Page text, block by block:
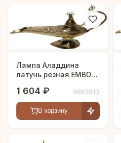
Лампа Аладдина
латунь резная EMBOSE
1 604 ₽ 8865913
В корзину